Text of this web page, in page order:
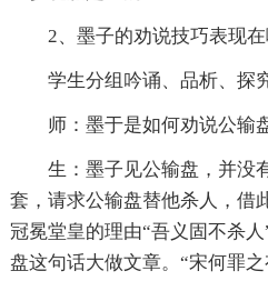
2、墨子的劝说技巧表现
学生分组吟诵、品析、探
师：墨于是如何劝说公输
生：墨子见公输盘，并没
套，请求公输盘替他杀人，借
冠冕堂皇的理由“吾义固不杀
盘这句话大做文章。“宋何罪